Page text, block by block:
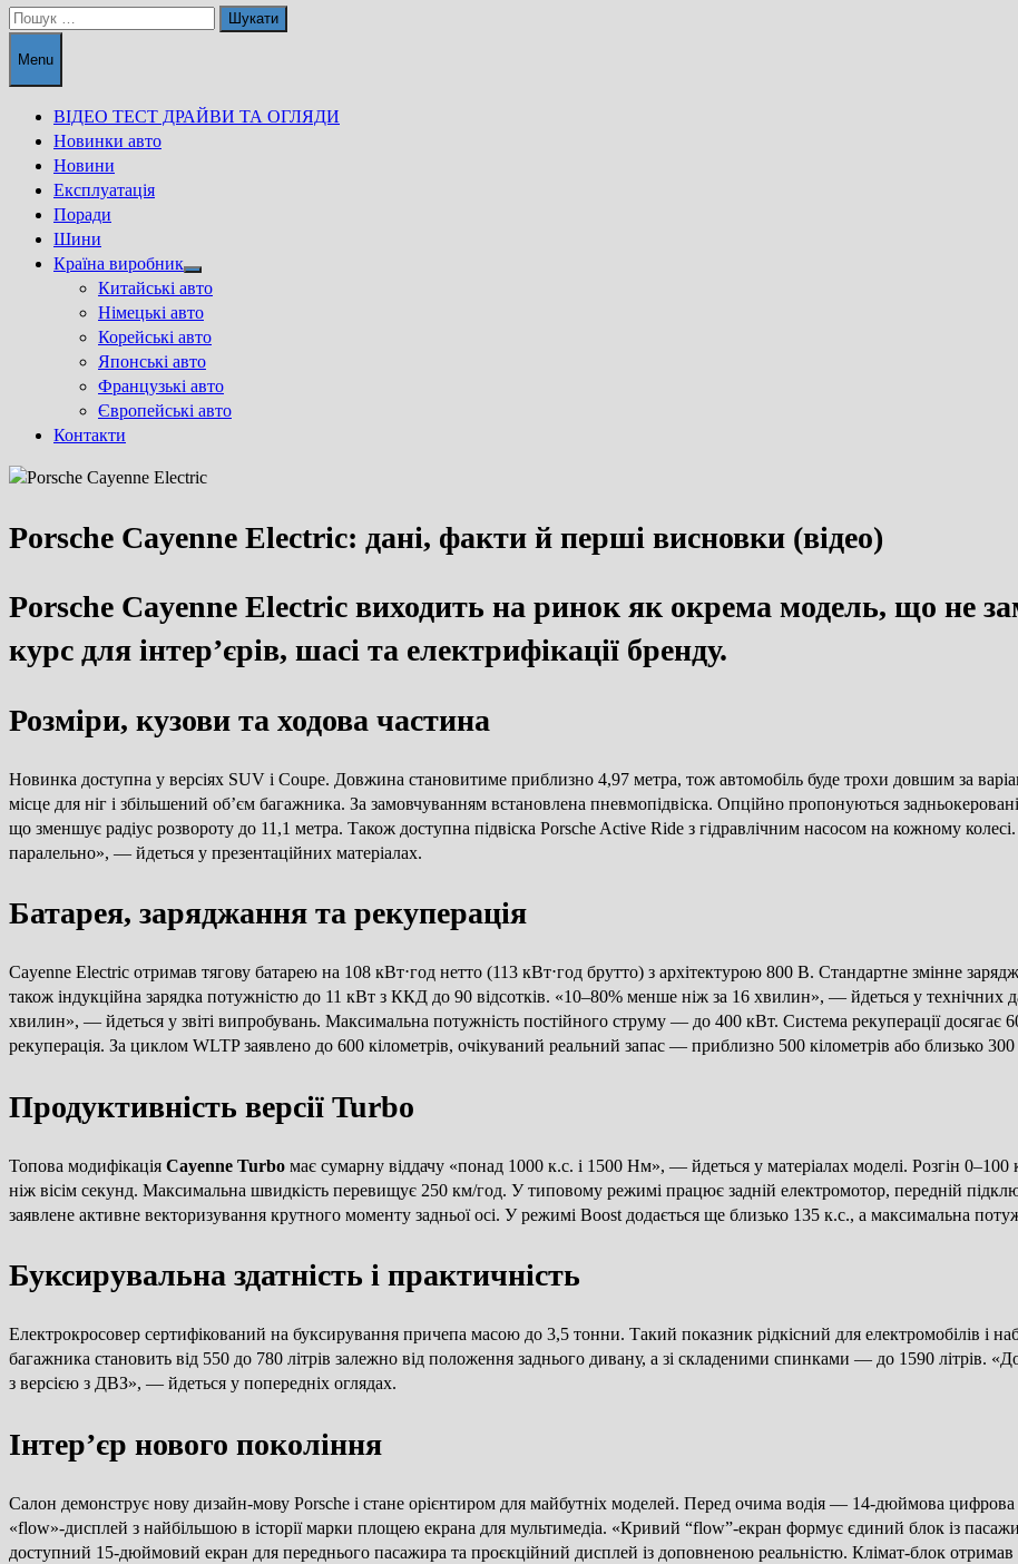
Пошук:
Menu
ВІДЕО ТЕСТ ДРАЙВИ ТА ОГЛЯДИ
Новинки авто
Новини
Експлуатація
Поради
Шини
Країна виробник
Show
sub
menu
Китайські авто
Німецькі авто
Корейські авто
Японські авто
Французькі авто
Європейські авто
Контакти
Porsche Cayenne Electric: дані, факти й перші висновки (відео)
Porsche Cayenne Electric виходить на ринок як окрема модель, що не
курс для інтер’єрів, шасі та електрифікації бренду.
Розміри, кузови та ходова частина
Новинка доступна у версіях SUV і Coupe. Довжина становитиме приблизно 4,97 метра, тож автомобіль буде трохи довшим за
місце для ніг і збільшений об’єм багажника. За замовчуванням встановлена пневмопідвіска. Опційно пропонуються
що зменшує радіус розвороту до 11,1 метра. Також доступна підвіска Porsche Active Ride з гідравлічним насосом на кожному
паралельно», — йдеться у презентаційних матеріалах.
Батарея, заряджання та рекуперація
Cayenne Electric отримав тягову батарею на 108 кВт⋅год нетто (113 кВт⋅год брутто) з архітектурою 800 В. Стандартне змінне
також індукційна зарядка потужністю до 11 кВт з ККД до 90 відсотків. «10–80% менше ніж за 16 хвилин», — йдеться у
хвилин», — йдеться у звіті випробувань. Максимальна потужність постійного струму — до 400 кВт. Система рекуперації досягає
рекуперація. За циклом WLTP заявлено до 600 кілометрів, очікуваний реальний запас — приблизно 500 кілометрів або близько
Продуктивність версії Turbo
Топова модифікація Cayenne Turbo має сумарну віддачу «понад 1000 к.с. і 1500 Нм», — йдеться у матеріалах моделі. Розгін
ніж вісім секунд. Максимальна швидкість перевищує 250 км/год. У типовому режимі працює задній електромотор, передній
заявлене активне векторизування крутного моменту задньої осі. У режимі Boost додається ще близько 135 к.с., а максимальна
Буксирувальна здатність і практичність
Електрокросовер сертифікований на буксирування причепа масою до 3,5 тонни. Такий показник рідкісний для електромобілів
багажника становить від 550 до 780 літрів залежно від положення заднього дивану, а зі складеними спинками — до 1590 літрів.
з версією з ДВЗ», — йдеться у попередніх оглядах.
Інтер’єр нового покоління
Салон демонструє нову дизайн-мову Porsche і стане орієнтиром для майбутніх моделей. Перед очима водія — 14-дюймова
«flow»-дисплей з найбільшою в історії марки площею екрана для мультимедіа. «Кривий “flow”-екран формує єдиний блок із
доступний 15-дюймовий екран для переднього пасажира та проєкційний дисплей із доповненою реальністю. Клімат-блок отримав